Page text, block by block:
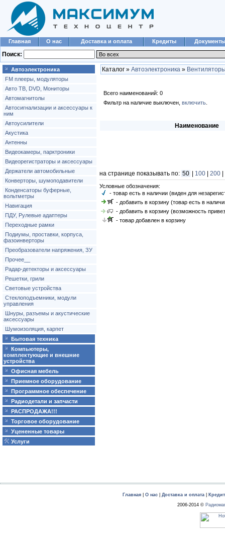
Главная О нас Доставка и оплата Кредиты Документы
Поиск:
Автоэлектроника
FM плееры, модуляторы
Авто ТВ, DVD, Мониторы
Автомагнитолы
Автосигнализации и аксессуары к
ним
Автоусилители
Акустика
Антенны
Видеокамеры, парктроники
Видеорегистраторы и аксессуары
Держатели автомобильные
Конверторы, шумоподавители
Конденсаторы буферные,
вольтметры
Навигация
ПДУ, Рулевые адаптеры
Переходные рамки
Подиумы, проставки, корпуса,
фазоинверторы
Преобразователи напряжения, ЗУ
Прочее__
Радар-детекторы и аксессуары
Решетки, грили
Световые устройства
Стеклоподъемники, модули
управления
Шнуры, разъемы и акустические
аксессуары
Шумоизоляция, карпет
Бытовая техника
Компьютеры,
комплектующие и внешние
устройства
Офисная мебель
Приемное оборудование
Программное обеспечение
Радиодетали и запчасти
РАСПРОДАЖА!!!
Торговое оборудование
Уцененные товары
Услуги
Каталог » Автоэлектроника »
Всего наименований: 0
Фильтр на наличие выключен, включить
Наименование
на странице показывать по: 50 100 200
Условные обозначения:
- товар есть в наличии (виден для
- добавить в корзину (товар есть в
- добавить в корзину (возможность
- товар добавлен в корзину
Главная О нас Доставка и оплата
2006-2014 ©